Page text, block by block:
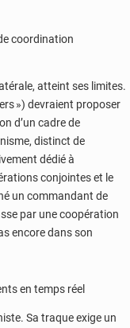
coordination
atteint ses limites.
») devraient proposer
d’un cadre de
distinct de
dédié à
conjointes et le
un commandant de
par une coopération
encore dans son
en temps réel
Sa traque exige un